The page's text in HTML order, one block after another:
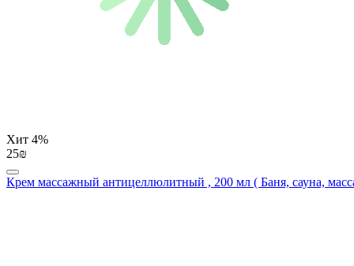
Хит 4%
25₪
Крем массажный антицеллюлитный , 200 мл ( Баня, сауна,